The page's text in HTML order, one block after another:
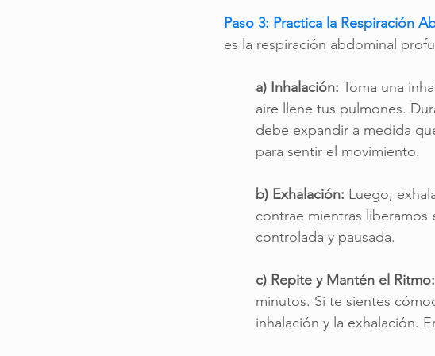
Paso 3: Practica la Respiración
es la respiración abdominal
a) Inhalación: Toma una
aire llene tus pulmones.
debe expandir a medida
para sentir el movimiento.
b) Exhalación: Luego,
contrae mientras liberamos
controlada y pausada.
c) Repite y Mantén el Ritmo:
minutos. Si te sientes
inhalación y la exhalación.